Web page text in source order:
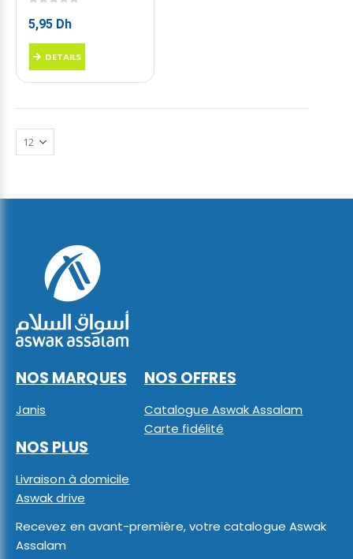
5,95 Dh
DETAILS
NOS MARQUES
Janis
NOS OFFRES
Catalogue Aswak Assalam
Carte fidélité
NOS PLUS
Livraison à domicile
Aswak drive
Recevez en avant-première, votre catalogue Aswak
Assalam